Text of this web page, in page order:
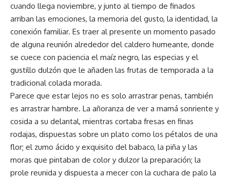
cuando llega noviembre, y junto al tiempo de finados
arriban las emociones, la memoria del gusto, la identidad, la
conexión familiar. Es traer al presente un momento pasado
de alguna reunión alrededor del caldero humeante, donde
se cuece con paciencia el maíz negro, las especias y el
gustillo dulzón que le añaden las frutas de temporada a la
tradicional colada morada.
Parece que estar lejos no es solo arrastrar penas, también
es arrastrar hambre. La añoranza de ver a mamá sonriente y
cosida a su delantal, mientras cortaba fresas en finas
rodajas, dispuestas sobre un plato como los pétalos de una
flor; el zumo ácido y exquisito del babaco, la piña y las
moras que pintaban de color y dulzor la preparación; la
prole reunida y dispuesta a mecer con la cuchara de palo la